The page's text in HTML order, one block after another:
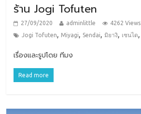
ร้าน Jogi Tofuten
27/09/2020 adminlittle 4262 Views
Jogi Tofuten, Miyagi, Sendai,มิยางิ, เซนได,
เรื่องและรูปโดย ทีมง
Read more